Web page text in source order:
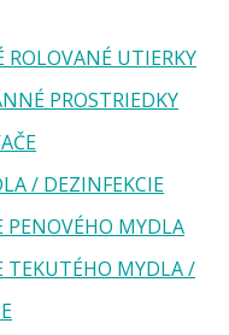
ROLOVANÉ UTIERKY
PROSTRIEDKY
/ DEZINFEKCIE
PENOVÉHO MYDLA
TEKUTÉHO MYDLA /